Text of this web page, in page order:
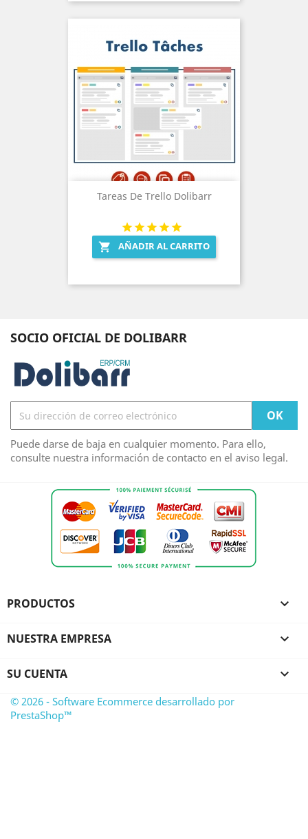
Tareas De Trello Dolibarr
 AÑADIR AL CARRITO
SOCIO OFICIAL DE DOLIBARR
Puede darse de baja en cualquier momento. Para ello,
consulte nuestra información de contacto en el aviso legal.
PRODUCTOS 
NUESTRA EMPRESA 
SU CUENTA 
© 2026 - Software Ecommerce desarrollado por
PrestaShop™